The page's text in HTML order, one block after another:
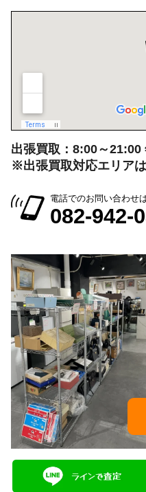
出張買取：8:00～21:00
※出張買取対応エリア
電話でのお問い合わせ
082-942-